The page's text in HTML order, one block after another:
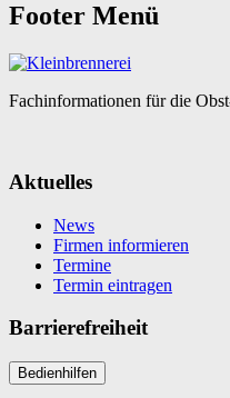
Footer Menü
Fachinformationen für die
Aktuelles
News
Firmen informieren
Termine
Termin eintragen
Barrierefreiheit
Bedienhilfen